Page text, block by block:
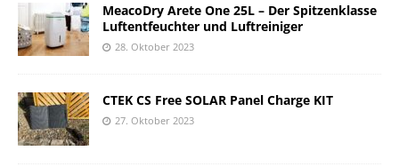
MeacoDry Arete One 25L – Der Spitzenklasse
Luftentfeuchter und Luftreiniger
28. Oktober 2023
CTEK CS Free SOLAR Panel Charge KIT
27. Oktober 2023